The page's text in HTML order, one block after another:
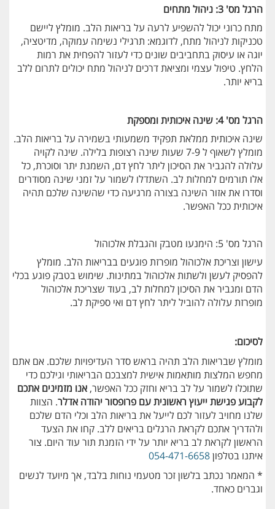
הרגל מס' 3: ניהול מתחים
מתח כרוני יכול להשפיע לרעה על בריאות הלב. מומלץ ליישם
טכניקות לניהול מתח, לדוגמא: תרגילי נשימה עמוקה, מדיטציה,
יוגה או עיסוק בתחביבים שונים כדי לעזור להפחית את רמות
הלחץ. טיפול עצמי ומציאת דרכים לניהול מתח יכולים לתרום ללב
בריא יותר.
הרגל מס' 4: שינה איכותית ומספקת
שינה איכותית ממלאת תפקיד משמעותי בשמירה על בריאות הלב.
מומלץ לשאוף ל 7-9 שעות שינה רצופות בלילה. שינה לקויה
עלולה להגביר את הסיכון ליתר לחץ דם, השמנת יתר וסוכרת, כל
אלו תורמים למחלות לב. השתדלו לשמור על זמני שינה מסודרים
וסדרו את אזור השינה בצורה מרגיעה כדי שהשינה שלכם תהיה
איכותית ככל האפשר.
הרגל מס' 5: הימנעו מטבק והגבלת אלכוהול
עישון וצריכת אלכוהול מופרזת פוגעים בבריאות הלב. מומלץ
להפסיק לעשן ולשתות אלכוהול במתינות. שימוש בטבק פוגע בכלי
הדם ומגביר את הסיכון למחלות לב, בעוד שצריכת אלכוהול
מופרזת עלולה להוביל ליתר לחץ דם ואי ספיקת לב.
לסיכום:
מומלץ שבריאות הלב תהיה בראש סדר העדיפויות שלכם. אם אתם
מחפש המלצות מותאמות אישית למצבכם הבריאותי וגילכם כדי
שתוכלו לשמור על לב בריא וחזק ככל האפשר, אנו מזמינים אתכם
לקבוע פגישת ייעוץ ראשונית עם פרופסור יהודה אדלר. הצוות
שלנו מחויב לעזור לכם לייעל את בריאות הלב וכלי הדם שלכם
ולהדריך אתכם לקראת הרגלים בריאים ללב. קחו את הצעד
הראשון לקראת לב בריא יותר על ידי הזמנת תור עוד היום. צור
איתנו בטלפון054-471-6658
* המאמר נכתב בלשון זכר מטעמי נוחות בלבד, אך מיועד לנשים
וגברים כאחד.